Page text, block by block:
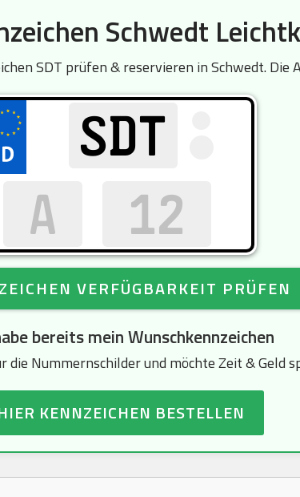
Schwedt
SDT prüfen & reservieren in Schwedt. Die
VERFÜGBARKEIT PRÜFEN
bereits mein Wunschkennzeichen
die Nummernschilder und möchte Zeit & Geld
KENNZEICHEN BESTELLEN